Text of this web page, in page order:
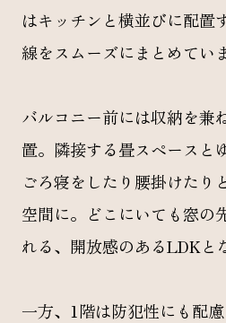
はキッチンと横並びに配置
線をスムーズにまとめてい
バルコニー前には収納を兼
置。隣接する畳スペースと
ごろ寝をしたり腰掛けたり
空間に。どこにいても窓の
れる、開放感のあるLDKと
一方、1階は防犯性にも配